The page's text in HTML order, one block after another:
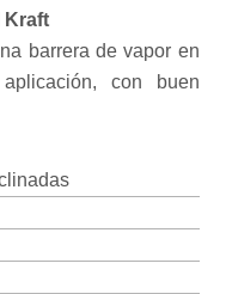
Kraft
barrera de vapor en
con buen